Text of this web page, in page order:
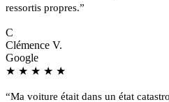
ressortis propres.”
C
Clémence V.
Google
★ ★ ★ ★ ★
“Ma voiture était dans un état